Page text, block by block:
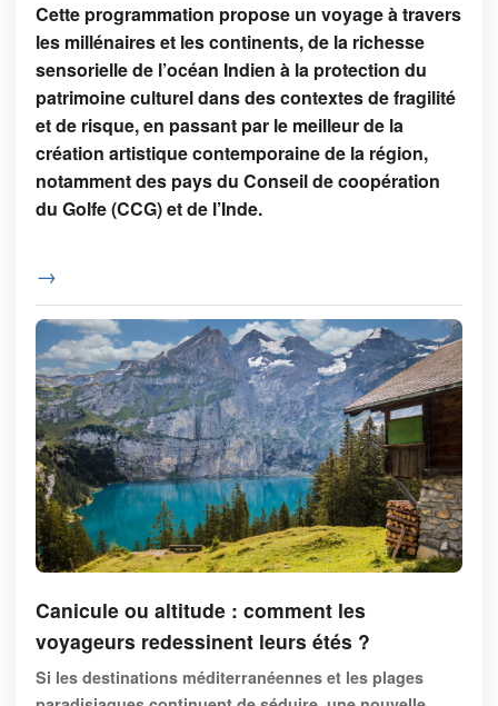
Cette programmation propose un voyage à travers
les millénaires et les continents, de la richesse
sensorielle de l’océan Indien à la protection du
patrimoine culturel dans des contextes de fragilité
et de risque, en passant par le meilleur de la
création artistique contemporaine de la région,
notamment des pays du Conseil de coopération
du Golfe (CCG) et de l’Inde.
→
Canicule ou altitude : comment les
voyageurs redessinent leurs étés ?
Si les destinations méditerranéennes et les plages